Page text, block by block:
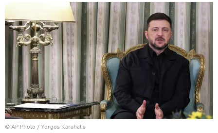
© AP Photo / Yorgos Karahalis